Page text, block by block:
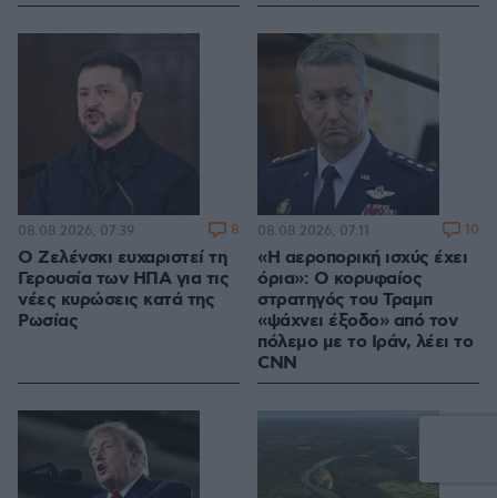
Ο Ζελένσκι ευχαριστεί τη
Γερουσία των ΗΠΑ για τις
νέες κυρώσεις κατά της
Ρωσίας
08.08.2026, 07:39 8
«Η αεροπορική ισχύς έχει
όρια»: Ο κορυφαίος
στρατηγός του Τραμπ
«ψάχνει έξοδο» από τον
πόλεμο με το Ιράν, λέει το
CNN
08.08.2026, 07:11 10